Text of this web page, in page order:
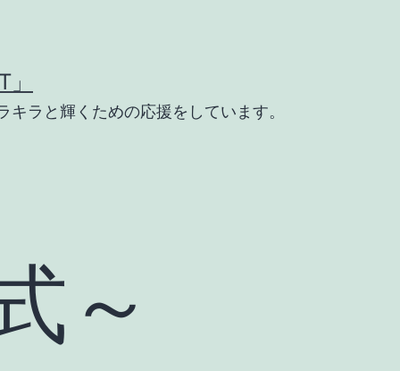
ラと輝くための応援をしています。
～